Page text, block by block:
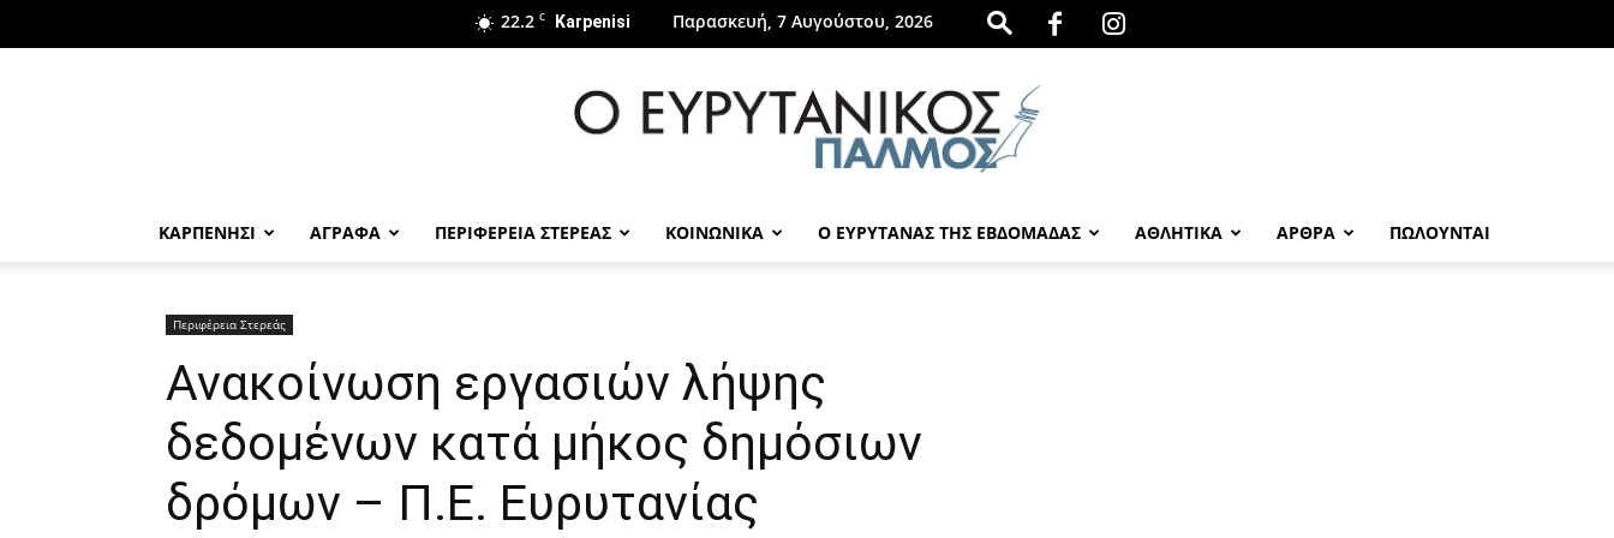
22.2 C Karpenisi Παρασκευή, 7 Αυγούστου, 2026
ΚΑΡΠΕΝΗΣΙ ΑΓΡΑΦΑ ΠΕΡΙΦΕΡΕΙΑ ΣΤΕΡΕΑΣ ΚΟΙΝΩΝΙΚΑ Ο ΕΥΡΥΤΑΝΑΣ ΤΗΣ ΕΒΔΟΜΑΔΑΣ ΑΘΛΗΤΙΚΑ ΑΡΘΡΑ ΠΩΛΟΎΝΤΑΙ
Περιφέρεια Στερεάς
Ανακοίνωση εργασιών λήψης
δεδομένων κατά μήκος δημόσιων
δρόμων – Π.Ε. Ευρυτανίας